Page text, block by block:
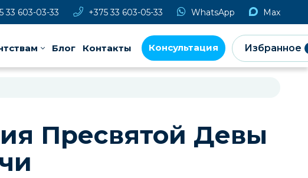
33 603-03-33 +375 33 603-05-33 WhatsApp Max
Блог Контакты Консультация Избранное
Пресвятой Девы